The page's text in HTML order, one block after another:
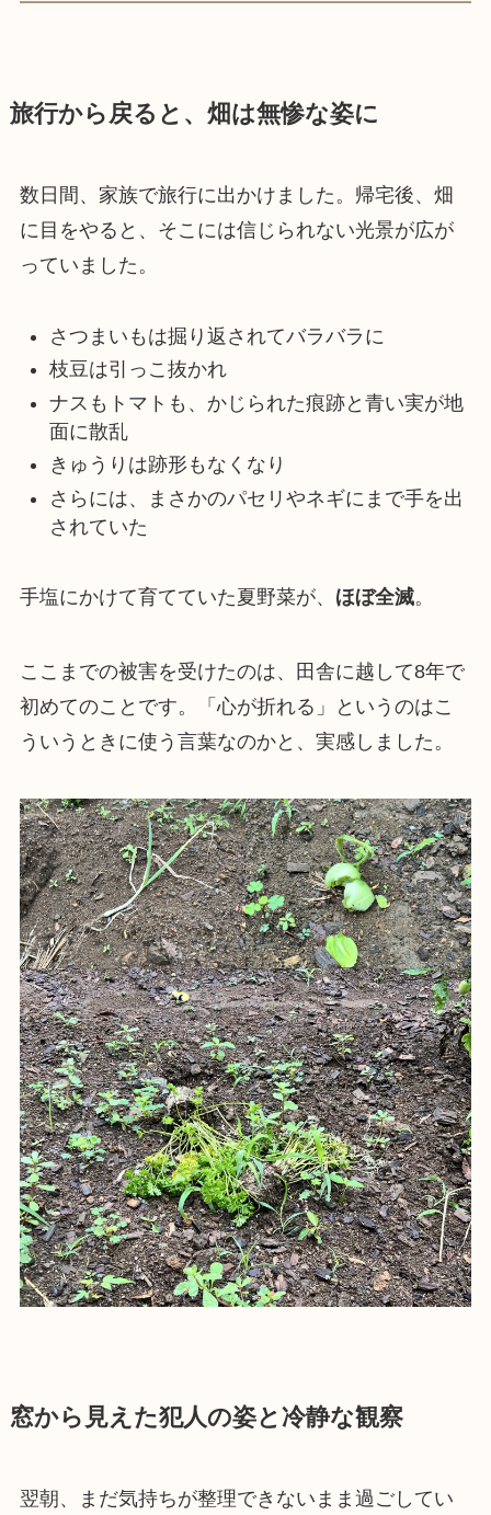
旅行から戻ると、畑は無惨な姿に
数日間、家族で旅行に出かけました。帰宅後、畑
に目をやると、そこには信じられない光景が広が
っていました。
さつまいもは掘り返されてバラバラに
枝豆は引っこ抜かれ
ナスもトマトも、かじられた痕跡と青い実が地
面に散乱
きゅうりは跡形もなくなり
さらには、まさかのパセリやネギにまで手を出
されていた
手塩にかけて育てていた夏野菜が、 ほぼ全滅。
ここまでの被害を受けたのは、田舎に越して8年で
初めてのことです。「心が折れる」というのはこ
ういうときに使う言葉なのかと、実感しました。
窓から見えた犯人の姿と冷静な観察
翌朝、まだ気持ちが整理できないまま過ごしてい